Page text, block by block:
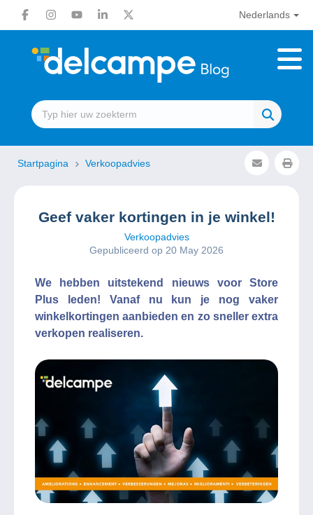
Nederlands
Startpagina Verkoopadvies
Geef vaker kortingen in je winkel!
Verkoopadvies
Gepubliceerd op 20 May 2026
We hebben uitstekend nieuws voor Store
Plus leden! Vanaf nu kun je nog vaker
winkelkortingen aanbieden en zo sneller extra
verkopen realiseren.